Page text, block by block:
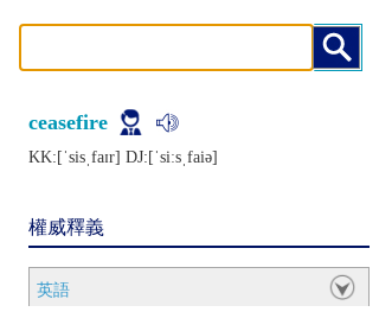
ceasefire
KK:[ˈsisˌfaɪr] DJ:[ˈsiːsˌfaiǝ]
權威釋義
英語